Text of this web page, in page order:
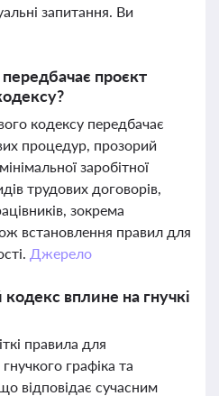
запитання. Ви
передбачає проєкт
кодексу передбачає
процедур, прозорий
заробітної
трудових договорів,
зокрема
встановлення правил для
Джерело
вплине на гнучкі
правила для
графіка та
відповідає сучасним